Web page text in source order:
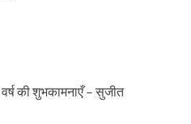
की शुभकामनाएँ – सुजीत